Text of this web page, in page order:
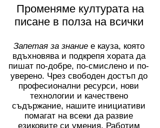
​Променяме културата на
писане в полза на всички
Запетая за знаниее кауза, която
вдъхновява и подкрепя хората да
пишат по-добре, по-смислено и по-
уверено. Чрез свободен достъп до
професионални ресурси, нови
технологии и качествено
съдържание, нашите инициативи
помагат на всеки да развие
езиковите си умения. Работим